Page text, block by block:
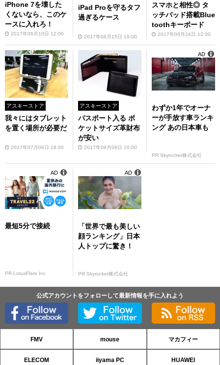
iPhone 7を壊した
くないなら、このケ
ースに入れろ！
2017年06月10日 12:00
iPad Proを守るタフ
過ぎるケース
2017年06月15日 18:00
スマホと相性◎ タ
ッチパッド搭載Blue
toothキーボード
2017年06月24日 12:00
アスキーストア
我々にはタブレット
を置く場所が必要だ
2017年07月06日 18:00
アスキーストア
パスポート入る ポ
ケットサイズ革財布
が安い
2017年09月08日 10:00
わずか1年でオーナ
ーが手放す車ランキ
ング あの日本車も
PR Skyrocket株式会社
AD
最短5分で接続
PR LotusFlare Inc
AD
「世界で最も美しい
顔ランキング」日本
人トップに驚き！
PR Skyrocket株式会社
AD
公式アカウントをフォローして最新情報を手に入れよう
FMV mouse マカフィー
ELECOM iiyama PC HUAWEI